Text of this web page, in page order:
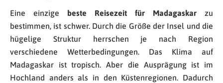
Eine einzige beste Reisezeit für Madagaskar zu
bestimmen, ist schwer. Durch die Größe der Insel und die
hügelige Struktur herrschen je nach Region
verschiedene Wetterbedingungen. Das Klima auf
Madagaskar ist tropisch. Aber die Ausprägung ist im
Hochland anders als in den Küstenregionen. Dadurch